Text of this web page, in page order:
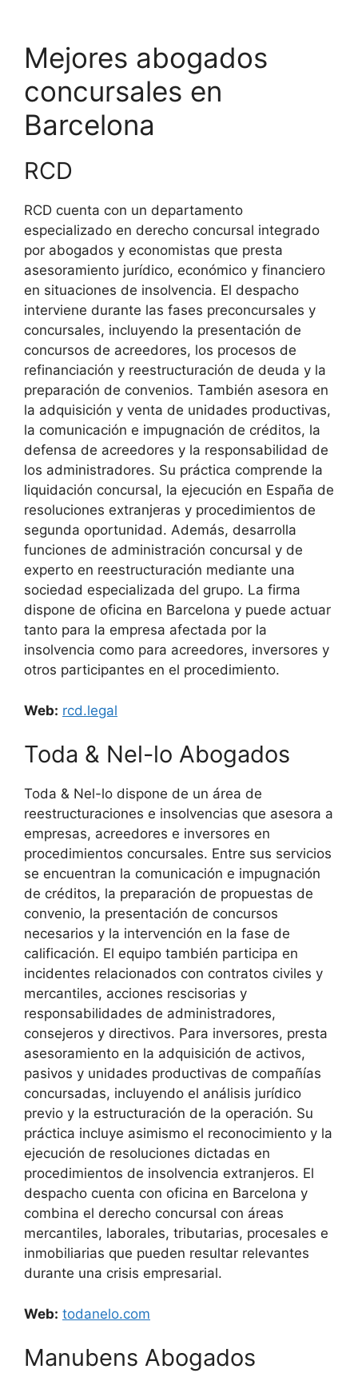
Mejores abogados
concursales en
Barcelona
RCD
RCD cuenta con un departamento
especializado en derecho concursal integrado
por abogados y economistas que presta
asesoramiento jurídico, económico y financiero
en situaciones de insolvencia. El despacho
interviene durante las fases preconcursales y
concursales, incluyendo la presentación de
concursos de acreedores, los procesos de
refinanciación y reestructuración de deuda y la
preparación de convenios. También asesora en
la adquisición y venta de unidades productivas,
la comunicación e impugnación de créditos, la
defensa de acreedores y la responsabilidad de
los administradores. Su práctica comprende la
liquidación concursal, la ejecución en España de
resoluciones extranjeras y procedimientos de
segunda oportunidad. Además, desarrolla
funciones de administración concursal y de
experto en reestructuración mediante una
sociedad especializada del grupo. La firma
dispone de oficina en Barcelona y puede actuar
tanto para la empresa afectada por la
insolvencia como para acreedores, inversores y
otros participantes en el procedimiento.
Web: rcd.legal
Toda & Nel-lo Abogados
Toda & Nel-lo dispone de un área de
reestructuraciones e insolvencias que asesora a
empresas, acreedores e inversores en
procedimientos concursales. Entre sus servicios
se encuentran la comunicación e impugnación
de créditos, la preparación de propuestas de
convenio, la presentación de concursos
necesarios y la intervención en la fase de
calificación. El equipo también participa en
incidentes relacionados con contratos civiles y
mercantiles, acciones rescisorias y
responsabilidades de administradores,
consejeros y directivos. Para inversores, presta
asesoramiento en la adquisición de activos,
pasivos y unidades productivas de compañías
concursadas, incluyendo el análisis jurídico
previo y la estructuración de la operación. Su
práctica incluye asimismo el reconocimiento y la
ejecución de resoluciones dictadas en
procedimientos de insolvencia extranjeros. El
despacho cuenta con oficina en Barcelona y
combina el derecho concursal con áreas
mercantiles, laborales, tributarias, procesales e
inmobiliarias que pueden resultar relevantes
durante una crisis empresarial.
Web: todanelo.com
Manubens Abogados